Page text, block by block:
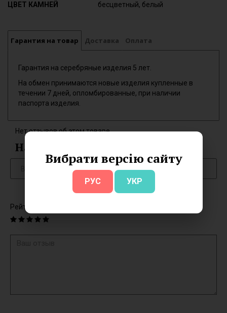
Вибрати версію сайту
РУС УКР
ЦВЕТ КАМНЕЙ бесцветный, белый
Гарантия на товар Доставка Оплата
Гарантия на серебряные изделия 5 лет.
На обмен принимаются новые изделия купленные в
течении 7 дней, опломбированные, при наличии
паспорта изделия.
Нет отзывов об этом товаре.
Написать отзыв
Рейтинг